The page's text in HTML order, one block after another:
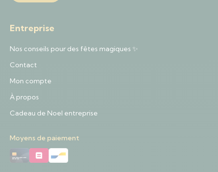
Entreprise
Nos conseils pour des fêtes magiques ✨
Contact
Mon compte
À propos
Cadeau de Noel entreprise
Moyens de paiement